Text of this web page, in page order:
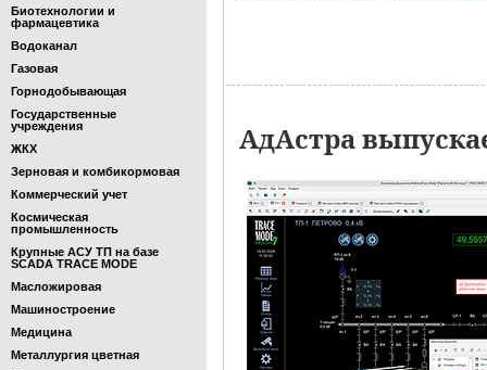
Биотехнологии и
фармацевтика
Водоканал
Газовая
Горнодобывающая
Государственные
учреждения
ЖКХ
Зерновая и комбикормовая
Коммерческий учет
Космическая
промышленность
Крупные АСУ ТП на базе
SCADA TRACE MODE
Масложировая
Машиностроение
Медицина
Металлургия цветная
АдАстра